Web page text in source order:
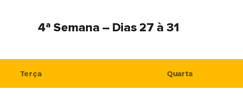
4ª Semana – Dias 27 à 31
Terça Quarta